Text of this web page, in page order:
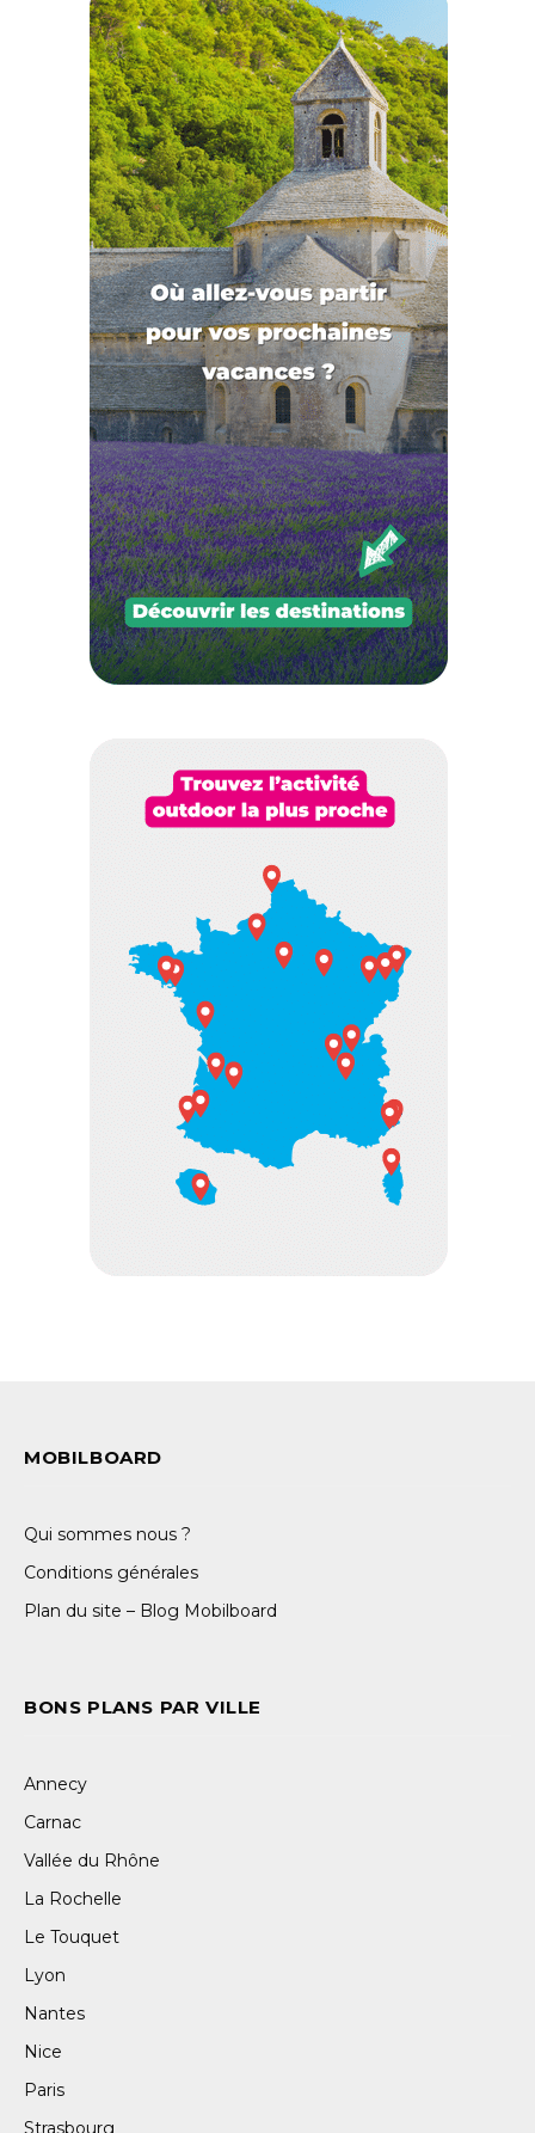
MOBILBOARD
Qui sommes nous ?
Conditions générales
Plan du site – Blog Mobilboard
BONS PLANS PAR VILLE
Annecy
Carnac
Vallée du Rhône
La Rochelle
Le Touquet
Lyon
Nantes
Nice
Paris
Strasbourg